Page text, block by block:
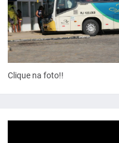
Clique na foto!!